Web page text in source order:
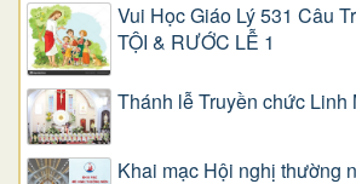
Vui Học Giáo Lý 531 Câu
TỘI & RƯỚC LỄ 1
Thánh lễ Truyền chức Linh
Khai mạc Hội nghị thường